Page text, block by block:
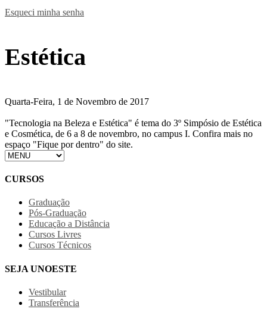
Esqueci minha senha
Estética
Quarta-Feira, 1 de Novembro de 2017
"Tecnologia na Beleza e Estética" é tema do 3º Simpósio de Estética
e Cosmética, de 6 a 8 de novembro, no campus I. Confira mais no
espaço "Fique por dentro" do site.
CURSOS
Graduação
Pós-Graduação
Educação a Distância
Cursos Livres
Cursos Técnicos
SEJA UNOESTE
Vestibular
Transferência